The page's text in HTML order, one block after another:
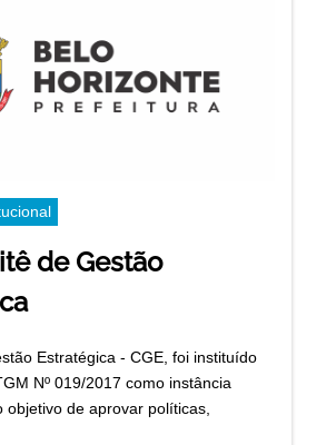
de Gestão
Estratégica - CGE, foi instituído
Nº 019/2017 como instância
objetivo de aprovar políticas,